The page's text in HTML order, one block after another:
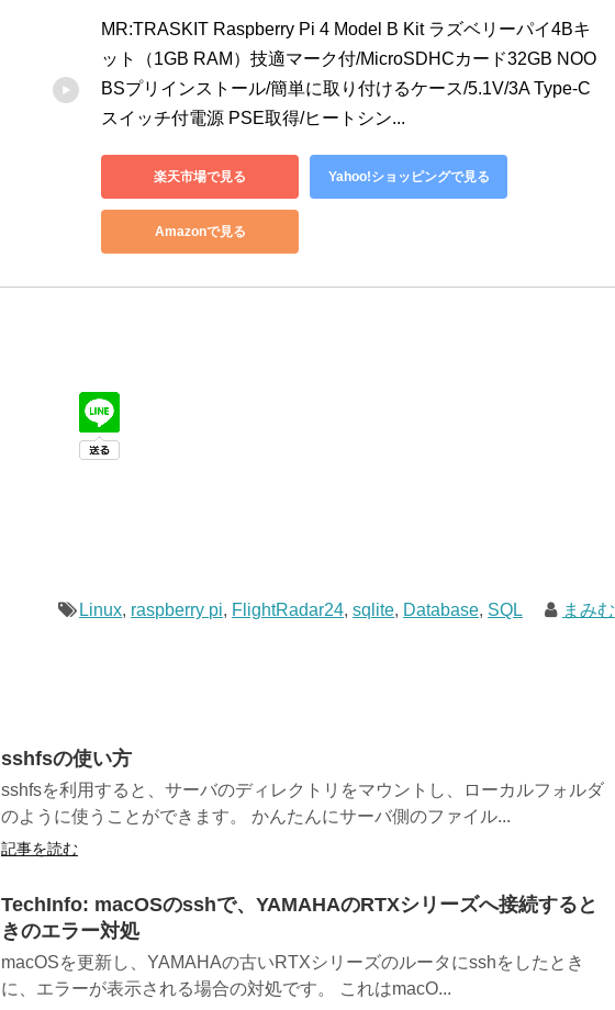
MR:TRASKIT Raspberry Pi 4 Model B Kit ラズベリーパイ4Bキ
ット（1GB RAM）技適マーク付/MicroSDHCカード32GB NOO
BSプリインストール/簡単に取り付けるケース/5.1V/3A Type-C
スイッチ付電源 PSE取得/ヒートシン...
楽天市場で見る Yahoo!ショッピングで見る
Amazonで見る
Linux, raspberry pi, FlightRadar24,sqlite, Database, SQL まみむ
sshfsの使い方
sshfsを利用すると、サーバのディレクトリをマウントし、ローカルフォルダ
のように使うことができます。 かんたんにサーバ側のファイル...
記事を読む
TechInfo: macOSのsshで、YAMAHAのRTXシリーズへ接続すると
きのエラー対処
macOSを更新し、YAMAHAの古いRTXシリーズのルータにsshをしたとき
に、エラーが表示される場合の対処です。 これはmacO...